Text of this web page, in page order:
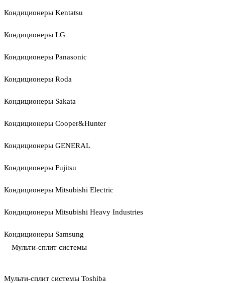
Кондиционеры Kentatsu
Кондиционеры LG
Кондиционеры Panasonic
Кондиционеры Roda
Кондиционеры Sakata
Кондиционеры Cooper&Hunter
Кондиционеры GENERAL
Кондиционеры Fujitsu
Кондиционеры Mitsubishi Electric
Кондиционеры Mitsubishi Heavy Industries
Кондиционеры Samsung
Мульти-сплит системы
Мульти-сплит системы Toshiba